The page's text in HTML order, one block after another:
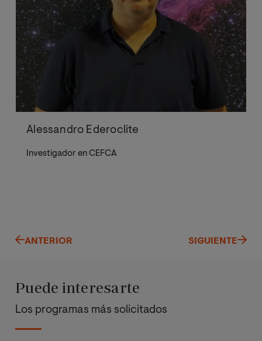
Alessandro Ederoclite
Investigador en CEFCA
ANTERIOR SIGUIENTE
Puede interesarte
Los programas más solicitados